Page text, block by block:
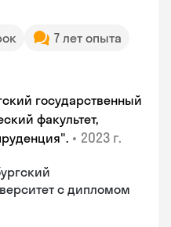
7 лет опыта
государственный
факультет,
• 2023 г.
с дипломом